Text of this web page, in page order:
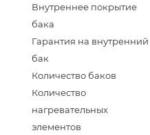
Внутреннее покрытие
бака
Гарантия на внутренний
бак
Количество баков
Количество
нагревательных
элементов